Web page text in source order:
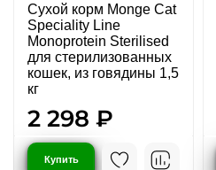
Сухой корм Monge Cat
Speciality Line
Monoprotein Sterilised
для стерилизованных
кошек, из говядины 1,5
кг
2 298 ₽
Купить